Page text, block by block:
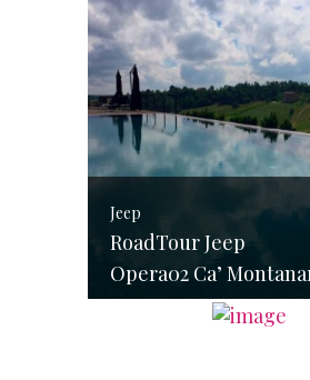
Jeep
RoadTour Jeep
Opera02 Ca’ Montanari (MO) – 22 /